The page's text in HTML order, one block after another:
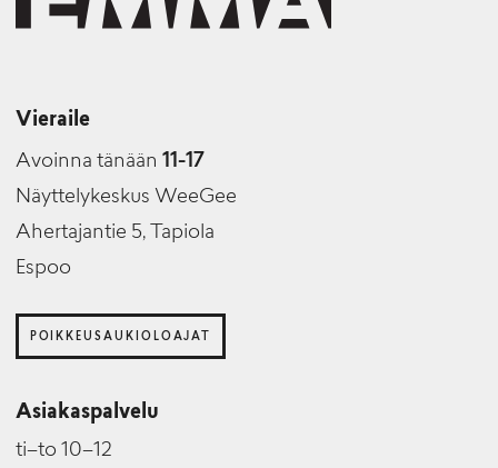
Vieraile
Avoinna tänään 11-17
Näyttelykeskus WeeGee
Ahertajantie 5, Tapiola
Espoo
POIKKEUSAUKIOLOAJAT
Asiakaspalvelu
ti–to 10–12